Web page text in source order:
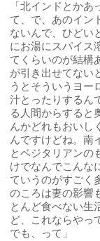
「北インドとかあ
て、で、あのイン
ないんで、ひどい
にお湯にスパイス
てくらいのが結構
が引き出せてない
うとそういうヨー
汁とったりするん
る人間からすると
んかどれもおいし
んですけどね。南
とベジタリアンの
けでなんでこんな
ていうのがすごく
のころは妻の影響
とんど食べない生
ど、これならやっ
でも、って」